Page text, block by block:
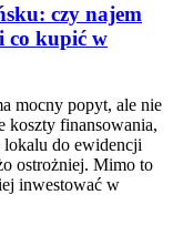
czy najem
co kupić w
mocny popyt, ale nie
koszty finansowania,
lokalu do ewidencji
ostrożniej. Mimo to
inwestować w